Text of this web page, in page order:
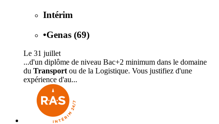
Intérim
•Genas (69)
Le 31 juillet
...d'un diplôme de niveau Bac+2 minimum dans le domaine
du Transport ou de la Logistique. Vous justifiez d'une
expérience d'au...